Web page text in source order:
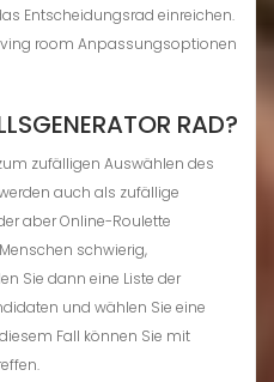
Entscheidungsrad einreichen.
room Anpassungsoptionen
RAD?
zufälligen Auswählen des
auch als zufällige
aber Online-Roulette
schwierig,
Sie dann eine Liste der
und wählen Sie eine
Fall können Sie mit